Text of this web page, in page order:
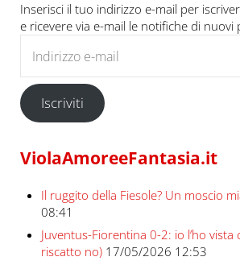
Inserisci il tuo indirizzo e-mail per
e ricevere via e-mail le notifiche di nuovi
Iscriviti
ViolaAmoreeFantasia.it
Il ruggito della Fiesole? Un moscio
08:41
Juventus-Fiorentina 0-2: io l’ho vista
riscatto no) 17/05/2026 12:53